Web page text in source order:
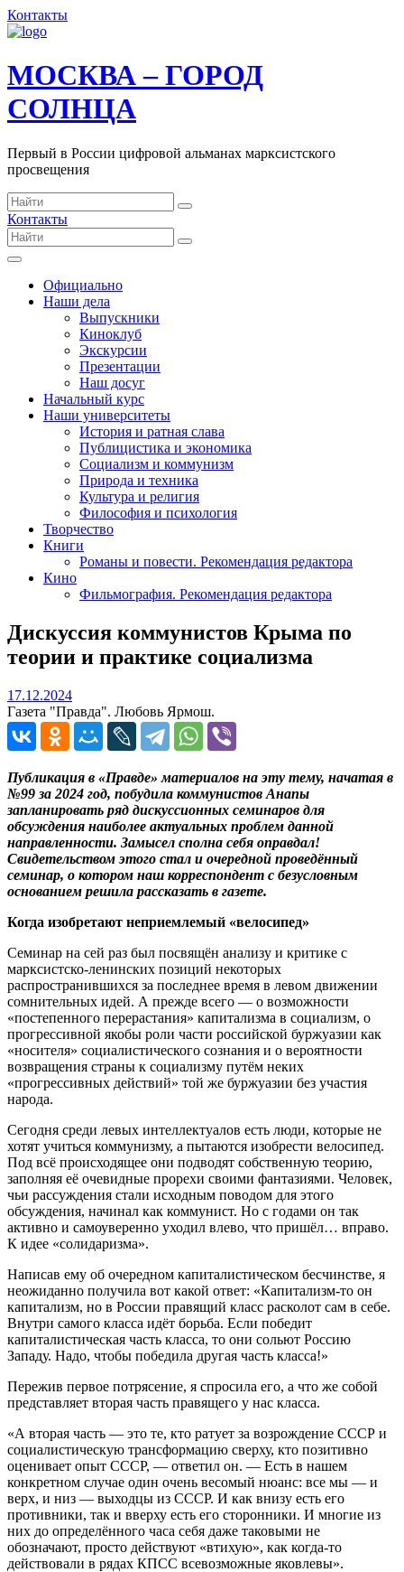
Контакты
МОСКВА – ГОРОД
СОЛНЦА
Первый в России цифровой альманах марксистского
просвещения
Контакты
Официально
Наши дела
Выпускники
Киноклуб
Экскурсии
Презентации
Наш досуг
Начальный курс
Наши университеты
История и ратная слава
Публицистика и экономика
Социализм и коммунизм
Природа и техника
Культура и религия
Философия и психология
Творчество
Книги
Романы и повести. Рекомендация редактора
Кино
Фильмография. Рекомендация редактора
Дискуссия коммунистов Крыма по
теории и практике социализма
17.12.202417.12.2024
Газета "Правда". Любовь Ярмош.
Публикация в «Правде» материалов на эту тему, начатая в
№99 за 2024 год, побудила коммунистов Анапы
запланировать ряд дискуссионных семинаров для
обсуждения наиболее актуальных проблем данной
направленности. Замысел сполна себя оправдал!
Свидетельством этого стал и очередной проведённый
семинар, о котором наш корреспондент с безусловным
основанием решила рассказать в газете.
Когда изобретают неприемлемый «велосипед»
Семинар на сей раз был посвящён анализу и критике с
марксистско-ленинских позиций некоторых
распространившихся за последнее время в левом движении
сомнительных идей. А прежде всего — о возможности
«постепенного перерастания» капитализма в социализм, о
прогрессивной якобы роли части российской буржуазии как
«носителя» социалистического сознания и о вероятности
возвращения страны к социализму путём неких
«прогрессивных действий» той же буржуазии без участия
народа.
Сегодня среди левых интеллектуалов есть люди, которые не
хотят учиться коммунизму, а пытаются изобрести велосипед.
Под всё происходящее они подводят собственную теорию,
заполняя её очевидные прорехи своими фантазиями. Человек,
чьи рассуждения стали исходным поводом для этого
обсуждения, начинал как коммунист. Но с годами он так
активно и самоуверенно уходил влево, что пришёл… вправо.
К идее «солидаризма».
Написав ему об очередном капиталистическом бесчинстве, я
неожиданно получила вот какой ответ: «Капитализм-то он
капитализм, но в России правящий класс расколот сам в себе.
Внутри самого класса идёт борьба. Если победит
капиталистическая часть класса, то они сольют Россию
Западу. Надо, чтобы победила другая часть класса!»
Пережив первое потрясение, я спросила его, а что же собой
представляет вторая часть правящего у нас класса.
«А вторая часть — это те, кто ратует за возрождение СССР и
социалистическую трансформацию сверху, кто позитивно
оценивает опыт СССР, — ответил он. — Есть в нашем
конкретном случае один очень весомый нюанс: все мы — и
верх, и низ — выходцы из СССР. И как внизу есть его
противники, так и вверху есть его сторонники. И многие из
них до определённого часа себя даже таковыми не
обозначают, просто действуют «втихую», как когда-то
действовали в рядах КПСС всевозможные яковлевы».